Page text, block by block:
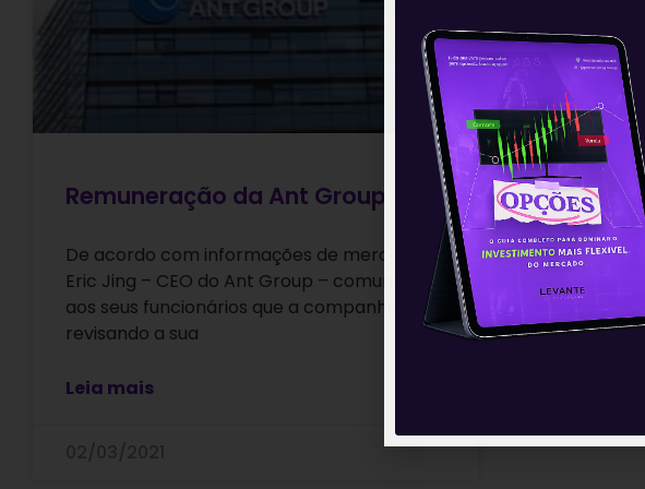
Remuneração da Ant Group
De acordo com informações de mercado,
Eric Jing – CEO do Ant Group – comunicou
aos seus funcionários que a companhia está
revisando a sua
Leia mais